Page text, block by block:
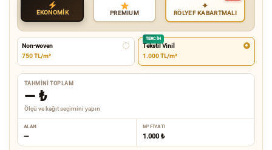
EKONOMİK PREMIUM
✦
RÖLYEF KABARTMALI
Non-woven
750 TL/m²
TERCIH
Tekstil Vinil
1.000 TL/m²
TAHMINI TOPLAM
— ₺
Ölçü ve kağıt seçimini yapın
ALAN
—
M² FIYATI
1.000 ₺